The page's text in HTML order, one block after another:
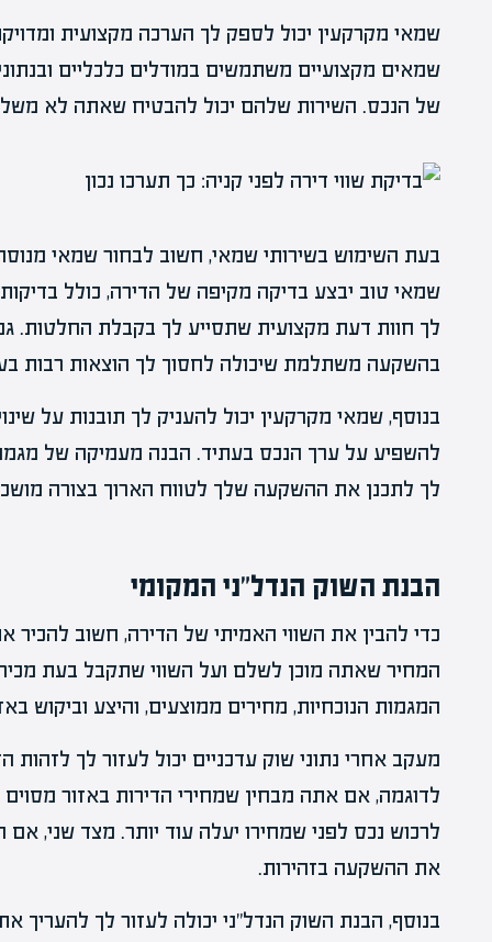
שמאי מקרקעין יכול לספק לך הערכה מקצועית
שמאים מקצועיים משתמשים במודלים כלכליים
של הנכס. השירות שלהם יכול להבטיח שאתה לא
בעת השימוש בשירותי שמאי, חשוב לבחור שמאי
שמאי טוב יבצע בדיקה מקיפה של הדירה, כולל
לך חוות דעת מקצועית שתסייע לך בקבלת החלטות.
בהשקעה משתלמת שיכולה לחסוך לך הוצאות רבות
בנוסף, שמאי מקרקעין יכול להעניק לך תובנות על
להשפיע על ערך הנכס בעתיד. הבנה מעמיקה של
לך לתכנן את ההשקעה שלך לטווח הארוך בצורה
הבנת השוק הנדל"ני המקומי
כדי להבין את השווי האמיתי של הדירה, חשוב להכיר
המחיר שאתה מוכן לשלם ועל השווי שתקבל בעת
המגמות הנוכחיות, מחירים ממוצעים, והיצע וביקוש
מעקב אחרי נתוני שוק עדכניים יכול לעזור לך לזהות
לדוגמה, אם אתה מבחין שמחירי הדירות באזור
לרכוש נכס לפני שמחירו יעלה עוד יותר. מצד שני, אם
את ההשקעה בזהירות.
בנוסף, הבנת השוק הנדל"ני יכולה לעזור לך להעריך